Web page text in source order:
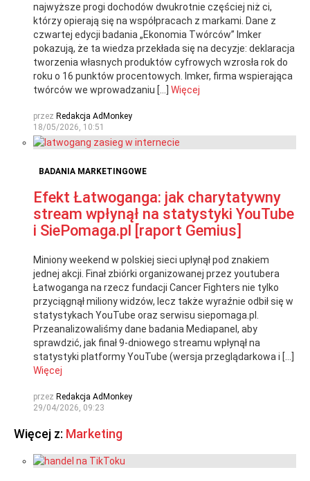
najwyższe progi dochodów dwukrotnie częściej niż ci,
którzy opierają się na współpracach z markami. Dane z
czwartej edycji badania „Ekonomia Twórców” Imker
pokazują, że ta wiedza przekłada się na decyzje: deklaracja
tworzenia własnych produktów cyfrowych wzrosła rok do
roku o 16 punktów procentowych. Imker, firma wspierająca
twórców we wprowadzaniu […] Więcej
przez Redakcja AdMonkey
18/05/2026, 10:51
BADANIA MARKETINGOWE
Efekt Łatwoganga: jak charytatywny
stream wpłynął na statystyki YouTube
i SiePomaga.pl [raport Gemius]
Miniony weekend w polskiej sieci upłynął pod znakiem
jednej akcji. Finał zbiórki organizowanej przez youtubera
Łatwoganga na rzecz fundacji Cancer Fighters nie tylko
przyciągnął miliony widzów, lecz także wyraźnie odbił się w
statystykach YouTube oraz serwisu siepomaga.pl.
Przeanalizowaliśmy dane badania Mediapanel, aby
sprawdzić, jak finał 9-dniowego streamu wpłynął na
statystyki platformy YouTube (wersja przeglądarkowa i […]
Więcej
przez Redakcja AdMonkey
29/04/2026, 09:23
Więcej z: Marketing